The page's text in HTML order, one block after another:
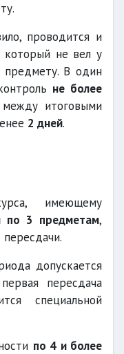
проводится и
который не вел у
предмету. В один
не более
итоговыми
2 дней.
имеющему
по 3 предметам,
допускается
пересдача
специальной
по 4 и более